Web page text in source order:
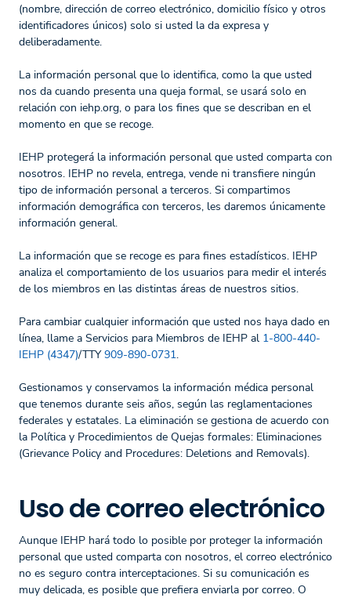
(nombre, dirección de correo electrónico, domicilio físico y otros
identificadores únicos) solo si usted la da expresa y
deliberadamente.
La información personal que lo identifica, como la que usted
nos da cuando presenta una queja formal, se usará solo en
relación con iehp.org, o para los fines que se describan en el
momento en que se recoge.
IEHP protegerá la información personal que usted comparta con
nosotros. IEHP no revela, entrega, vende ni transfiere ningún
tipo de información personal a terceros. Si compartimos
información demográfica con terceros, les daremos únicamente
información general.
La información que se recoge es para fines estadísticos. IEHP
analiza el comportamiento de los usuarios para medir el interés
de los miembros en las distintas áreas de nuestros sitios.
Para cambiar cualquier información que usted nos haya dado en
línea, llame a Servicios para Miembros de IEHP al 1-800-440-
IEHP (4347)/TTY909-890-0731.
Gestionamos y conservamos la información médica personal
que tenemos durante seis años, según las reglamentaciones
federales y estatales. La eliminación se gestiona de acuerdo con
la Política y Procedimientos de Quejas formales: Eliminaciones
(Grievance Policy and Procedures: Deletions and Removals).
Uso de correo electrónico
Aunque IEHP hará todo lo posible por proteger la información
personal que usted comparta con nosotros, el correo electrónico
no es seguro contra interceptaciones. Si su comunicación es
muy delicada, es posible que prefiera enviarla por correo. O